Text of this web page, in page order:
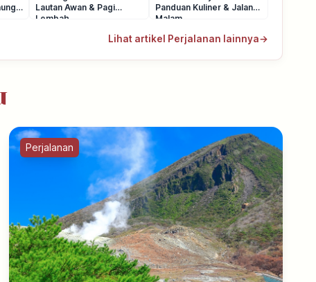
Lautan Awan & Pagi
Lembah
Panduan Kuliner & Jalan
Malam
Lihat artikel Perjalanan lainnya→
Perjalanan